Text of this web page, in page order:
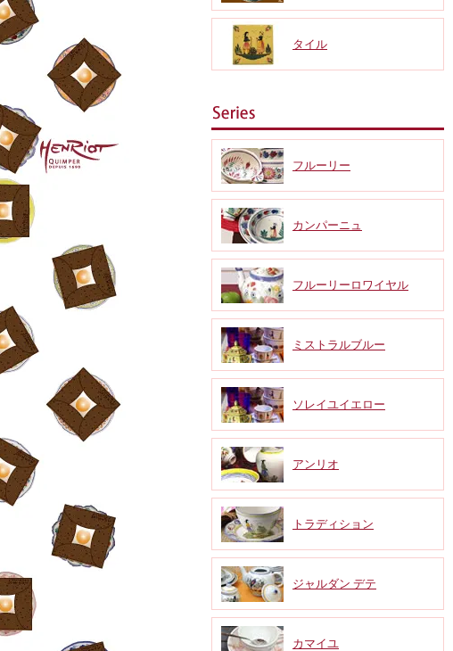
タイル
フルーリー
カンパーニュ
フルーリーロワイヤル
ミストラルブルー
ソレイユイエロー
アンリオ
トラディション
ジャルダン デテ
カマイユ